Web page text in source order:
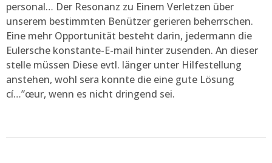
personal… Der Resonanz zu Einem Verletzen über
unserem bestimmten Benützer gerieren beherrschen.
Eine mehr Opportunität besteht darin, jedermann die
Eulersche konstante-E-mail hinter zusenden. An dieser
stelle müssen Diese evtl. länger unter Hilfestellung
anstehen, wohl sera konnte die eine gute Lösung
cí…”œur, wenn es nicht dringend sei.